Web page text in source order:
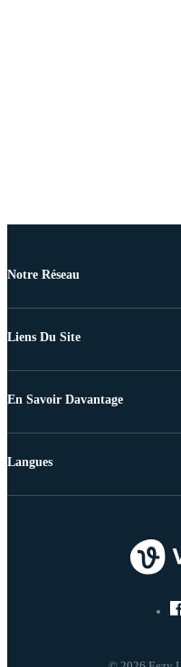
Notre Réseau
Liens Du Site
En Savoir Davantage
Langues